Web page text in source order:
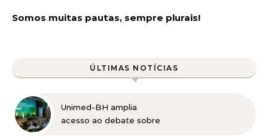
Somos muitas pautas, sempre plurais!
ÚLTIMAS NOTÍCIAS
Unimed-BH amplia
acesso ao debate sobre